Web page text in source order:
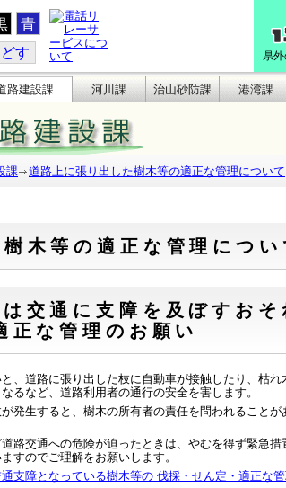
青
す 県
路建設課 河川課 治山砂防課 港湾課
課 道路上に張り出した樹木等の適正な管理について
木等の適正な管理につい
交通に支障を及ぼすおそ
正な管理のお願い
、道路に張り出した枝に自動車が接触したり、枯れ
るなど、道路利用者の通行の安全を害します。
発生すると、樹木の所有者の責任を問われることが
路交通への危険が迫ったときは、やむを得ず緊急措
すのでご理解をお願いします。
支障となっている樹木等の 伐採・せん定・適正な